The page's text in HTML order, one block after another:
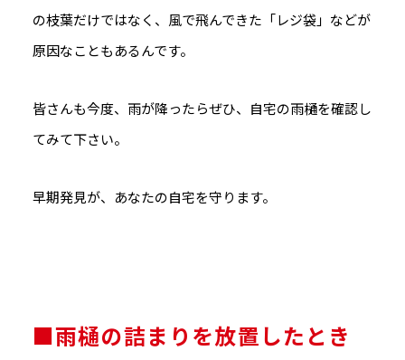
の枝葉だけではなく、風で飛んできた「レジ袋」などが
原因なこともあるんです。
皆さんも今度、雨が降ったらぜひ、自宅の雨樋を確認し
てみて下さい。
早期発見が、あなたの自宅を守ります。
■雨樋の詰まりを放置したとき